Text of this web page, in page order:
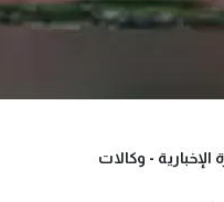
الإخبارية - وكالات